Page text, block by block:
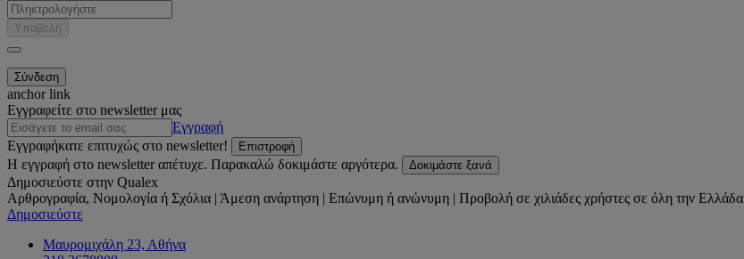
Υποβολή
anchor link
Εγγραφείτε στο newsletter μας
Εγγραφή
Εγγραφήκατε επιτυχώς στο newsletter!
Επιστροφή
Η εγγραφή στο newsletter απέτυχε. Παρακαλώ δοκιμάστε αργότερα. Δοκιμάστε ξανά
Δημοσιεύστε στην Qualex
Αρθρογραφία, Νομολογία ή Σχόλια | Άμεση ανάρτηση | Επώνυμη ή ανώνυμη | Προβολή σε χιλιάδες χρήστες σε όλη την Ελλάδα
Δημοσιεύστε
Μαυρομιχάλη 23, Αθήνα